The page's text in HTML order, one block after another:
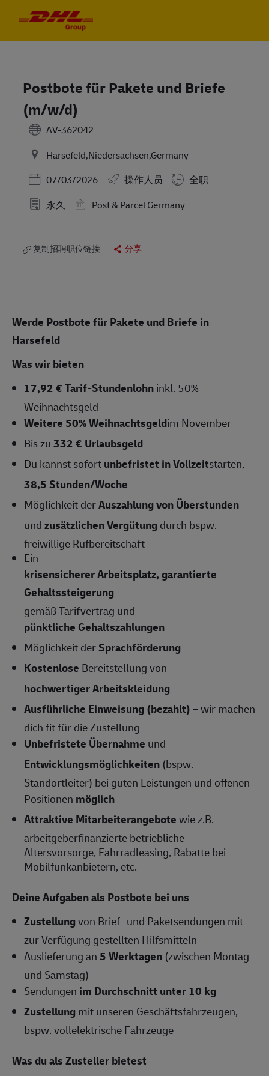
Postbote für Pakete und Briefe
(m/w/d)
AV-362042
Harsefeld,Niedersachsen,Germany
Posted Date
07/03/2026 操作人员
全职
永久
Post & Parcel Germany
复制招聘职位链接 分享
Werde Postbote für Pakete und Briefe in
Harsefeld
Was wir bieten
17,92 € Tarif-Stundenlohninkl. 50%
Weihnachtsgeld
Weitere 50% Weihnachtsgeldim November
Bis zu332 € Urlaubsgeld
Du kannst sofortunbefristet in Vollzeitstarten,
38,5 Stunden/Woche
Möglichkeit derAuszahlung von Überstunden
undzusätzlichen Vergütungdurch bspw.
freiwillige Rufbereitschaft
Ein
krisensicherer Arbeitsplatz, garantierte
Gehaltssteigerung
gemäß Tarifvertrag und
pünktliche Gehaltszahlungen
Möglichkeit derSprachförderung
Kostenlose Bereitstellung von
hochwertiger Arbeitskleidung
Ausführliche Einweisung (bezahlt)– wir machen
dich fit für die Zustellung
Unbefristete Übernahme und
Entwicklungsmöglichkeiten (bspw.
Standortleiter) bei guten Leistungen und offenen
Positionen möglich
Attraktive Mitarbeiterangebotewie z.B.
arbeitgeberfinanzierte betriebliche
Altersvorsorge, Fahrradleasing, Rabatte bei
Mobilfunkanbietern, etc.
Deine Aufgaben als Postbote bei uns
Zustellungvon Brief- und Paketsendungen mit
zur Verfügung gestellten Hilfsmitteln
Auslieferung an5 Werktagen (zwischen Montag
und Samstag)
Sendungen im Durchschnitt unter 10 kg
Zustellungmit unseren Geschäftsfahrzeugen,
bspw. vollelektrische Fahrzeuge
Was du als Zusteller bietest